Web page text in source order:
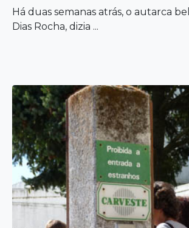
Há duas semanas atrás, o autarca
Dias Rocha, dizia ...